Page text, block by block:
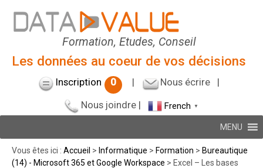
Formation, Etudes, Conseil
Les données au coeur de vos décisions
Inscription 0 | Nous écrire|
Nous joindre| French ▼
MENU
Vous êtes ici : Accueil > Informatique > Formation > Bureautique
(14) - Microsoft 365 et Google Workspace > Excel – Les bases